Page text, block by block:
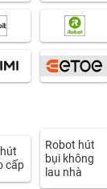
cấp
Robot hút
bụi không
lau nhà